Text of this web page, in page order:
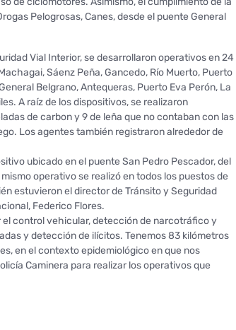
Pelogrosas, Canes, desde el puente General
Vial Interior, se desarrollaron operativos en 24
Sáenz Peña, Gancedo, Río Muerto, Puerto
Belgrano, Antequeras, Puerto Eva Perón, La
A raíz de los dispositivos, se realizaron
de carbon y 9 de leña que no contaban con las
Los agentes también registraron alrededor de
ubicado en el puente San Pedro Pescador, del
operativo se realizó en todos los puestos de
estuvieron el director de Tránsito y Seguridad
Federico Flores.
control vehicular, detección de narcotráfico y
y detección de ilícitos. Tenemos 83 kilómetros
en el contexto epidemiológico en que nos
Caminera para realizar los operativos que